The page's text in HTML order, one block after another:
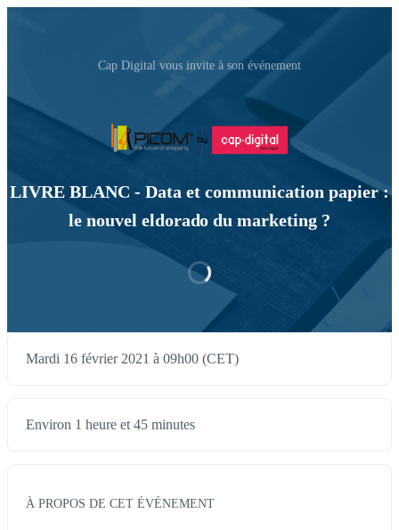
Cap Digital vous invite à son événement
LIVRE BLANC - Data et communication papier :
le nouvel eldorado du marketing ?
Mardi 16 février 2021 à 09h00 (CET)
Environ 1 heure et 45 minutes
À PROPOS DE CET ÉVÉNEMENT